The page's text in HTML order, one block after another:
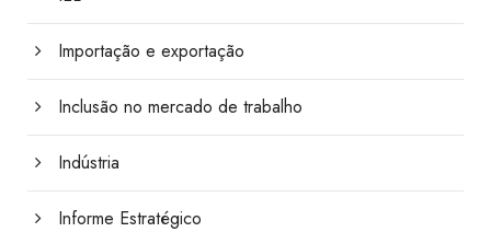
Importação e exportação
Inclusão no mercado de trabalho
Indústria
Informe Estratégico